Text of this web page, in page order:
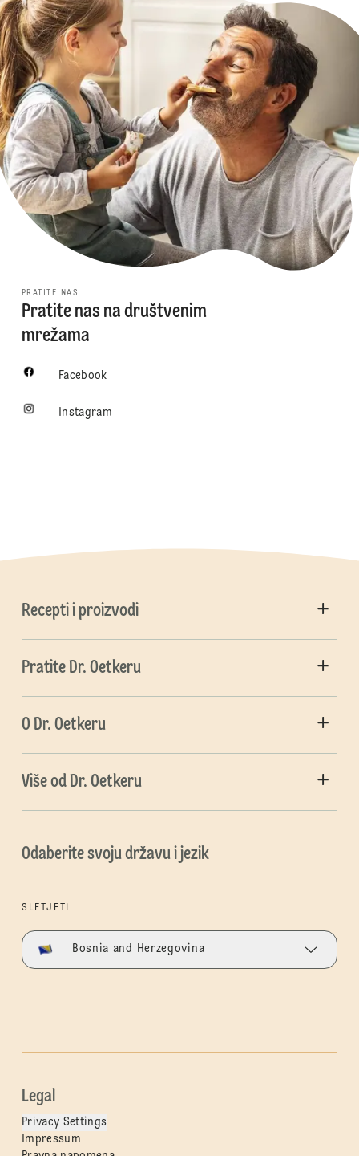
PRATITE NAS
Pratite nas na društvenim
mrežama
Facebook
Instagram
Recepti i proizvodi
Pratite Dr. Oetkeru
O Dr. Oetkeru
Više od Dr. Oetkeru
Odaberite svoju državu i jezik
SLETJETI
Bosnia and Herzegovina
Legal
Privacy Settings
Impressum